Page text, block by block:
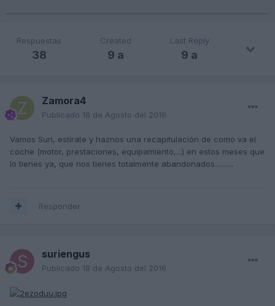
Respuestas
38
Created
9 a
Last Reply
9 a
Zamora4
Publicado 18 de Agosto del 2016
Vamos Suri, estírate y haznos una recapitulación de como va el
coche (motor, prestaciones, equipamiento,...) en estos meses que
lo tienes ya, que nos tienes totalmente abandonados..........
Responder
suriengus
Publicado 18 de Agosto del 2016